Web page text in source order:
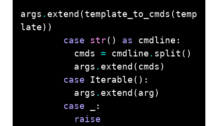
args . extend(template_to_cmds(temp
case
str() as
          cmds
= cmdline .
          args
.
case
          args
.
case
raise